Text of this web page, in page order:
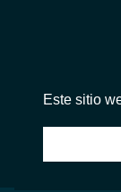
© 2026
Este sitio